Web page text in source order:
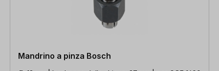
Mandrino a pinza Bosch